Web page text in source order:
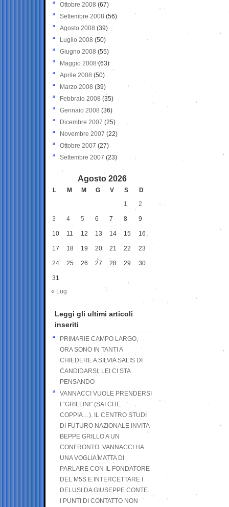
Ottobre 2008 (67)
Settembre 2008 (56)
Agosto 2008 (39)
Luglio 2008 (50)
Giugno 2008 (55)
Maggio 2008(63)
Aprile 2008 (50)
Marzo 2008 (39)
Febbraio 2008 (35)
Gennaio 2008 (36)
Dicembre 2007 (25)
Novembre 2007 (22)
Ottobre 2007 (27)
Settembre 2007 (23)
Agosto 2026
L M M G V S
D
1
2
3 4 5 6 7 8 9
10 11 12 13 14 15 16
17 18 19 20 21 22 23
24 25 26 27 28 29 30
31
« Lug
Leggi gli ultimi articoli
inseriti
PRIMARIE CAMPO LARGO,
ORA SONO IN TANTI A
CHIEDERE A SILVIA SALIS DI
CANDIDARSI: LEI CI STA
PENSANDO
VANNACCI VUOLE PRENDERSI
I “GRILLINI” (SAI CHE
COPPIA…). IL CENTRO STUDI
DI FUTURO NAZIONALE INVITA
BEPPE GRILLO A UN
CONFRONTO. VANNACCI HA
UNA VOGLIA MATTA DI
PARLARE CON IL FONDATORE
DEL M5S E INTERCETTARE I
DELUSI DA GIUSEPPE CONTE.
I PUNTI DI CONTATTO NON